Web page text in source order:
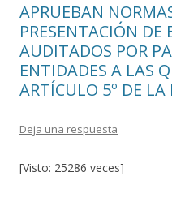
APRUEBAN
PRESENTACIÓN DE
AUDITADOS POR
ENTIDADES A LAS
ARTÍCULO 5º DE LA
Deja una respuesta
[Visto: 25286 veces]